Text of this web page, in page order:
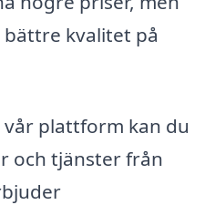
kvalitet på
plattform kan du
och tjänster från